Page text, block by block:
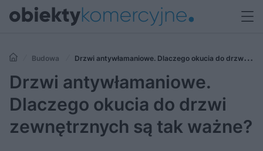
Budowa
Drzwi antywłamaniowe. Dlaczego okucia do drzwi
zewnętrznych są tak ważne?
Drzwi antywłamaniowe.
Dlaczego okucia do drzwi
zewnętrznych są tak ważne?